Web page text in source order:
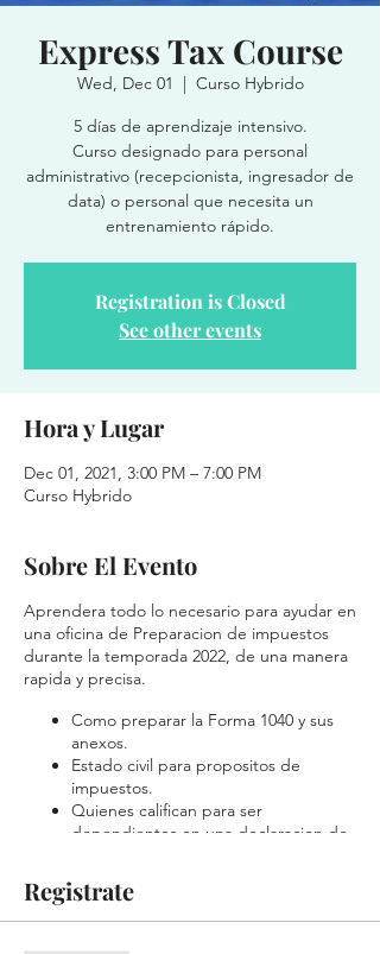
Express Tax Course
Wed, Dec 01
  |
Curso Hybrido
5 días de aprendizaje intensivo.
Curso designado para personal
administrativo (recepcionista, ingresador de
data) o personal que necesita un
entrenamiento rápido.
Registration is Closed
See other events
Hora y Lugar
Dec 01, 2021, 3:00 PM – 7:00 PM
Curso Hybrido
Sobre El Evento
Aprendera todo lo necesario para ayudar en
una oficina de Preparacion de impuestos
durante la temporada 2022, de una manera
rapida y precisa.
Como preparar la Forma 1040 y sus
anexos.
Estado civil para propositos de
impuestos.
Quienes califican para ser
dependientes en una declaracion de
el contribuyente.
Como reconocer la elegibilidad de
Registrate